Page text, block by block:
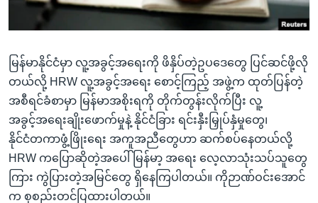
ရန်
ရှာဖွေ
ရန်
နေရာ
သို့
ကျော်
ရန်
ဗွီအိုအေ လူမှုကွန်ယက်များ
ဘာသာစကားများ
မြန်မာနိုင်ငံမှာ လူ့အခွင့်အရေးကို ဖိနှိပ်တဲ့ဥပဒေတွေ ပြင်ဆင်ဖို့လို
တယ်လို့ HRW လူ့အခွင့်အရေး စောင့်ကြည့် အဖွဲ့က ထုတ်ပြန်တဲ့
အစီရင်ခံစာမှာ မြန်မာအစိုးရကို တိုက်တွန်းလိုက်ပြီး လူ့
အခွင့်အရေးချိုးဖောက်မှုနဲ့ နိုင်ငံခြား ရင်းနှီးမြှုပ်နှံမှုတွေ၊
နိုင်ငံတကာဖွံ့ဖြိုးရေး အကူအညီတွေဟာ ဆက်စပ်နေတယ်လို့
HRW ကပြောဆိုတဲ့အပေါ် မြန်မာ့ အရေး လေ့လာသုံးသပ်သူတွေ
ကြား ကွဲပြားတဲ့အမြင်တွေ ရှိနေကြပါတယ်။ ကိုဉာဏ်ဝင်းအောင်
က စုစည်းတင်ပြထားပါတယ်။